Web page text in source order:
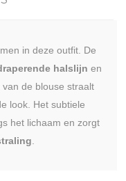
in deze outfit. De
halslijn en
de blouse straalt
look. Het subtiele
het lichaam en zorgt